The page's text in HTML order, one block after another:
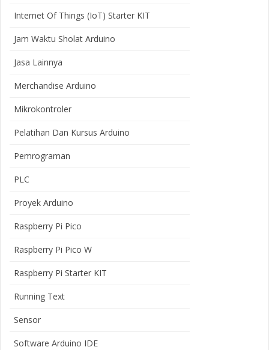
Internet Of Things (IoT) Starter KIT
Jam Waktu Sholat Arduino
Jasa Lainnya
Merchandise Arduino
Mikrokontroler
Pelatihan Dan Kursus Arduino
Pemrograman
PLC
Proyek Arduino
Raspberry Pi Pico
Raspberry Pi Pico W
Raspberry Pi Starter KIT
Running Text
Sensor
Software Arduino IDE